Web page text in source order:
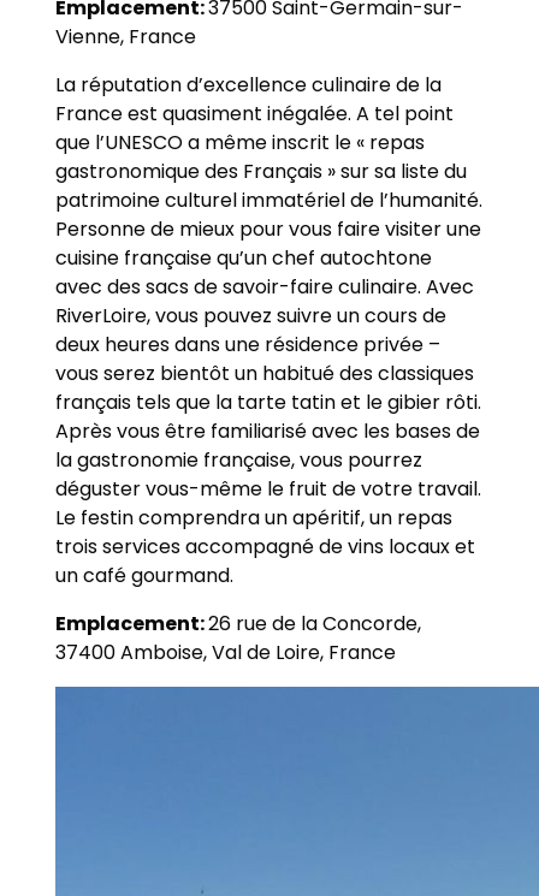
Emplacement:37500 Saint-Germain-sur-
Vienne, France
La réputation d’excellence culinaire de la
France est quasiment inégalée. A tel point
que l’UNESCO a même inscrit le « repas
gastronomique des Français » sur sa liste du
patrimoine culturel immatériel de l’humanité.
Personne de mieux pour vous faire visiter une
cuisine française qu’un chef autochtone
avec des sacs de savoir-faire culinaire. Avec
RiverLoire, vous pouvez suivre un cours de
deux heures dans une résidence privée –
vous serez bientôt un habitué des classiques
français tels que la tarte tatin et le gibier rôti.
Après vous être familiarisé avec les bases de
la gastronomie française, vous pourrez
déguster vous-même le fruit de votre travail.
Le festin comprendra un apéritif, un repas
trois services accompagné de vins locaux et
un café gourmand.
Emplacement:26 rue de la Concorde,
37400 Amboise, Val de Loire, France